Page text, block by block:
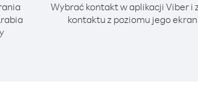
Wybrać kontakt w aplikacji Viber i
kontaktu z poziomu jego